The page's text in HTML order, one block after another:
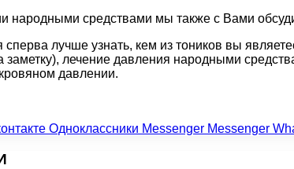
народными средствами мы также с Вами
лучше узнать, кем из тоников вы
заметку), лечение давления народными
давлении.
Одноклассники Messenger Messenger